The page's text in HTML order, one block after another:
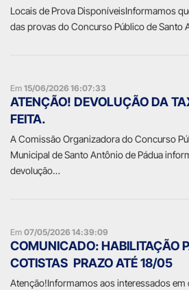
Locais de Prova DisponíveisInformamos
das provas do Concurso Público de Santo
Em 15/06/2026 16:07:33
ATENÇÃO! DEVOLUÇÃO DA
FEITA.
A Comissão Organizadora do Concurso
Municipal de Santo Antônio de Pádua
devolução…
Em 07/05/2026 14:39:09
COMUNICADO: HABILITAÇÃO
COTISTAS  PRAZO ATÉ 18/05
Atenção!Informamos aos interessados em